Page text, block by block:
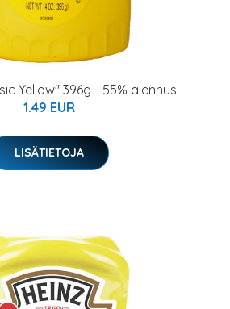
Yellow" 396g - 55% alennus
1.49 EUR
LISÄTIETOJA